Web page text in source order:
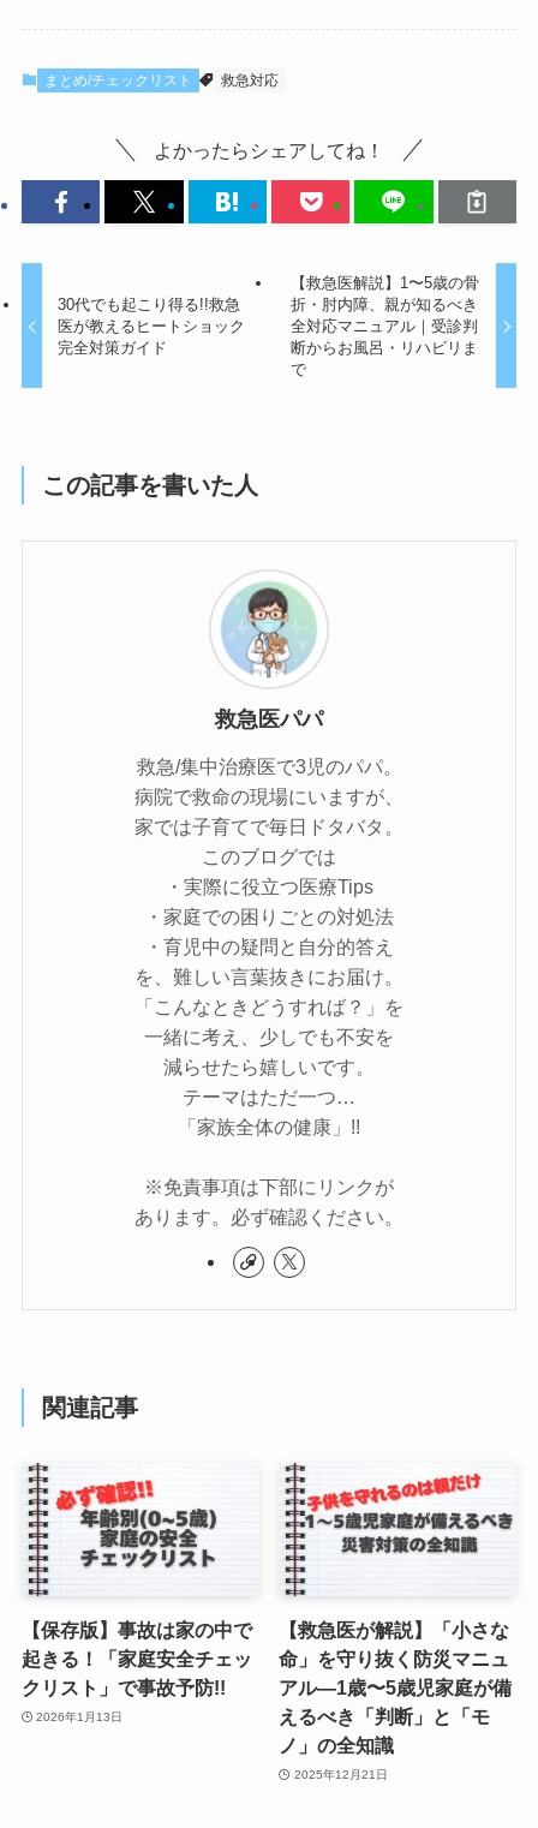
まとめ/チェックリスト 救急対応
よかったらシェアしてね！
30代でも起こり得る!!救急
医が教えるヒートショック
完全対策ガイド
【救急医解説】1〜5歳の骨
折・肘内障、親が知るべき
全対応マニュアル｜受診判
断からお風呂・リハビリま
で
この記事を書いた人
救急医パパ
救急/集中治療医で3児のパパ。
病院で救命の現場にいますが、
家では子育てで毎日ドタバタ。
このブログでは
・実際に役立つ医療Tips
・家庭での困りごとの対処法
・育児中の疑問と自分的答え
を、難しい言葉抜きにお届け。
「こんなときどうすれば？」を
一緒に考え、少しでも不安を
減らせたら嬉しいです。
テーマはただ一つ…
「家族全体の健康」!!
※免責事項は下部にリンクが
あります。必ず確認ください。
関連記事
【保存版】事故は家の中で
起きる！「家庭安全チェッ
クリスト」で事故予防!!
2026年1月13日
【救急医が解説】「小さな
命」を守り抜く防災マニュ
アル—1歳〜5歳児家庭が備
えるべき「判断」と「モ
ノ」の全知識
2025年12月21日